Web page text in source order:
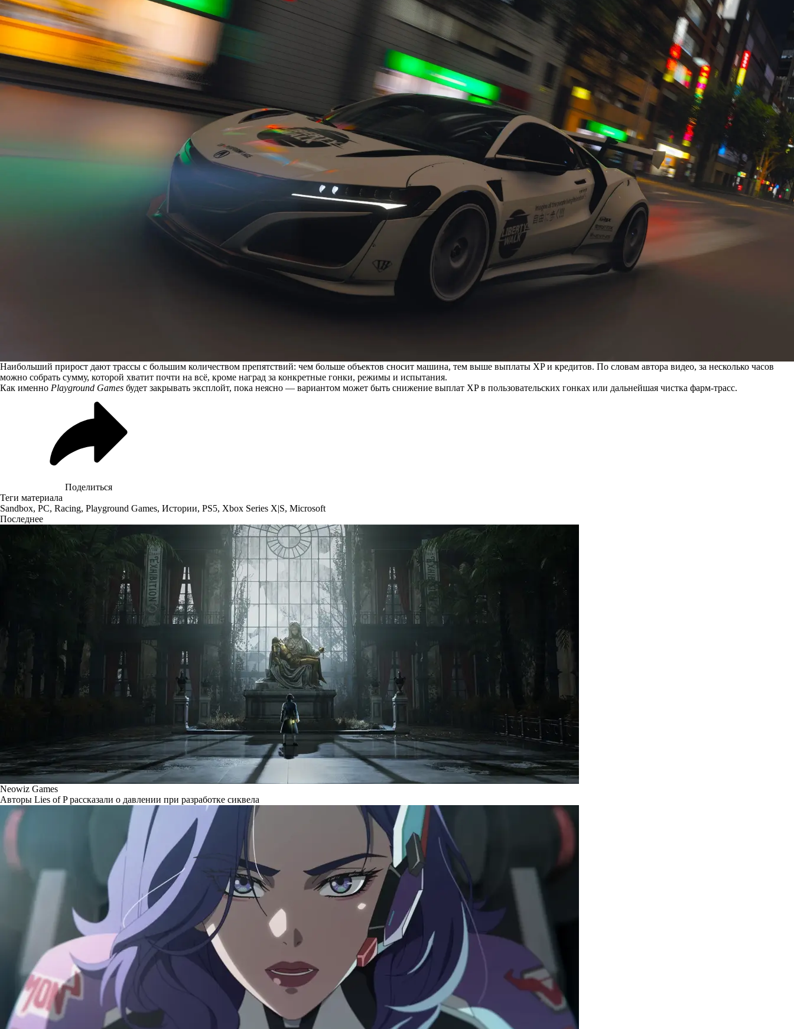
Наибольший прирост дают трассы с большим количеством препятствий: чем больше объектов сносит машина, тем выше выплаты XP и кредитов. По словам автора видео, за несколько часов
можно собрать сумму, которой хватит почти на всё, кроме наград за конкретные гонки, режимы и испытания.
Как именно Playground Games будет закрывать эксплойт, пока неясно — вариантом может быть снижение выплат XP в пользовательских гонках или дальнейшая чистка фарм-трасс.
Поделиться
Теги материала
Sandbox, PC, Racing, Playground Games, Истории, PS5, Xbox Series X|S, Microsoft
Последнее
Neowiz Games
Авторы Lies of P рассказали о давлении при разработке сиквела